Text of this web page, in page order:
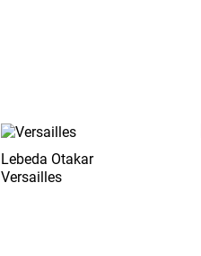
Lebeda Otakar
Versailles